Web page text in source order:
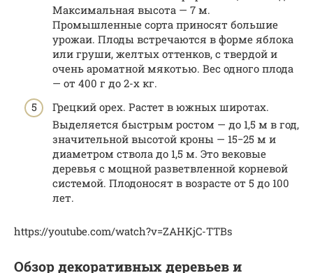
Максимальная высота — 7 м.
Промышленные сорта приносят большие
урожаи. Плоды встречаются в форме яблока
или груши, желтых оттенков, с твердой и
очень ароматной мякотью. Вес одного плода
— от 400 г до 2-х кг.
Грецкий орех. Растет в южных широтах.
Выделяется быстрым ростом — до 1,5 м в год,
значительной высотой кроны — 15−25 м и
диаметром ствола до 1,5 м. Это вековые
деревья с мощной разветвленной корневой
системой. Плодоносят в возрасте от 5 до 100
лет.
https://youtube.com/watch?v=ZAHKjC-TTBs
Обзор декоративных деревьев и